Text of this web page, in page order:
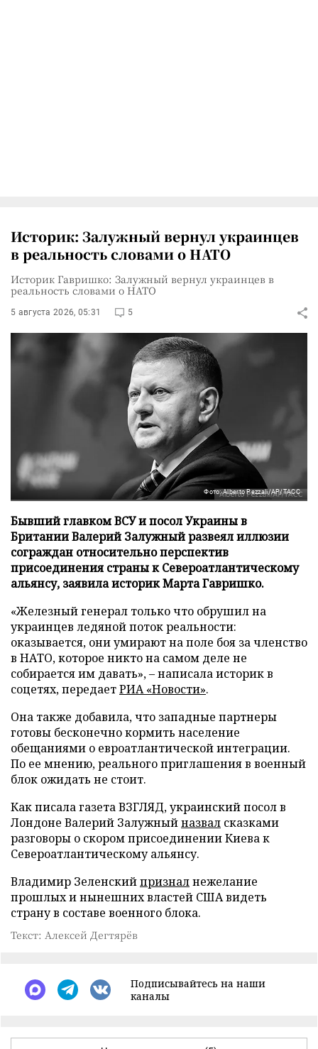
Историк: Залужный вернул украинцев
в реальность словами о НАТО
Историк Гавришко: Залужный вернул украинцев в
реальность словами о НАТО
5 августа 2026, 05:31 5
Фото: Alberto Pezzali/AP/ТАСС
Бывший главком ВСУ и посол Украины в
Британии Валерий Залужный развеял иллюзии
сограждан относительно перспектив
присоединения страны к Североатлантическому
альянсу, заявила историк Марта Гавришко.
«Железный генерал только что обрушил на
украинцев ледяной поток реальности:
оказывается, они умирают на поле боя за членство
в НАТО, которое никто на самом деле не
собирается им давать», – написала историк в
соцетях, передаетРИА «Новости».
Она также добавила, что западные партнеры
готовы бесконечно кормить население
обещаниями о евроатлантической интеграции.
По ее мнению, реального приглашения в военный
блок ожидать не стоит.
Как писала газета ВЗГЛЯД, украинский посол в
Лондоне Валерий Залужныйназвал сказками
разговоры о скором присоединении Киева к
Североатлантическому альянсу.
Владимир Зеленскийпризналнежелание
прошлых и нынешних властей США видеть
страну в составе военного блока.
Текст: Алексей Дегтярёв
Подписывайтесь на наши
каналы